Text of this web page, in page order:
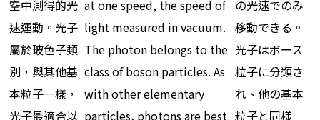
空中測得的光
速運動。光子
屬於玻色子類
別，與其他基
本粒子一樣，
光子最適合以
at one speed, the speed of
light measured in vacuum.
The photon belongs to the
class of boson particles. As
with other elementary
particles, photons are best
の光速でのみ
移動できる。
光子はボース
粒子に分類さ
れ、他の基本
粒子と同様